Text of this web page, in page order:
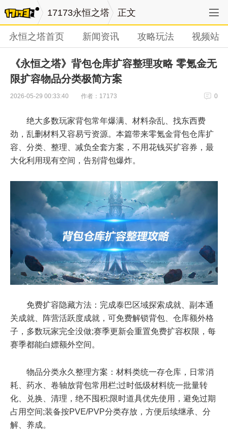
17173永恒之塔 正文
永恒之塔首页 新闻资讯 攻略玩法 视频站
《永恒之塔》背包仓库扩容整理攻略 零氪金无
限扩容物品分类极简方案
2026-05-29 00:33:40 作者：17173 0
绝大多数玩家背包常年爆满、材料杂乱、找东西费
劲，乱删材料又容易亏资源。本篇带来零氪金背包仓库扩
容、分类、整理、减负全套方案，不用花钱买扩容券，最
大化利用现有空间，告别背包爆炸。
免费扩容隐藏方法：完成泰巴区域探索成就、副本通
关成就、阵营活跃度成就，可免费解锁背包、仓库额外格
子，多数玩家完全没做;赛季更新会重置免费扩容权限，每
赛季都能白嫖额外空间。
物品分类永久整理方案：材料类统一存仓库，日常消
耗、药水、卷轴放背包常用栏;过时低级材料统一批量转
化、兑换、清理，绝不囤积;限时道具优先使用，避免过期
占用空间;装备按PVE/PVP分类存放，方便后续继承、分
解、养成。